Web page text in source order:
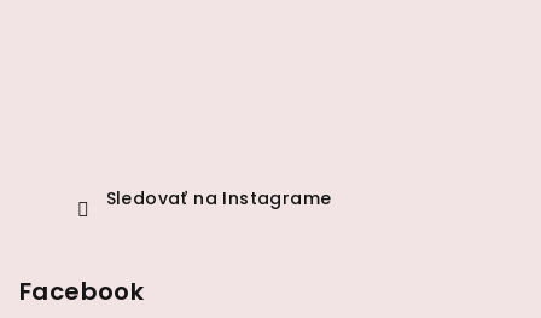
Sledovať na Instagrame
Facebook